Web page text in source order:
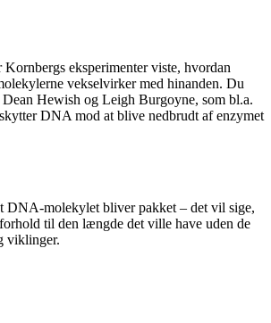
eksperimenter viste, hvordan
vekselvirker med hinanden. Du
Dean Hewish og Leigh Burgoyne, som bl.a.
DNA mod at blive nedbrudt af enzymet
DNA-molekylet bliver pakket – det vil sige,
til den længde det ville have uden de
viklinger.